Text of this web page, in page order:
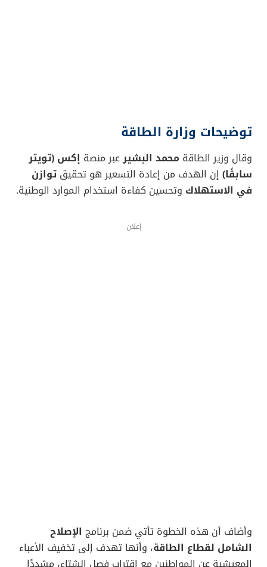
توضيحات وزارة الطاقة
وقال وزير الطاقة محمد البشيرعبر منصة إكس (تويتر
سابقًا) إن الهدف من إعادة التسعير هو تحقيق توازن
في الاستهلاك وتحسين كفاءة استخدام الموارد الوطنية.
إعلان
وأضاف أن هذه الخطوة تأتي ضمن برنامج الإصلاح
الشامل لقطاع الطاقة، وأنها تهدف إلى تخفيف الأعباء